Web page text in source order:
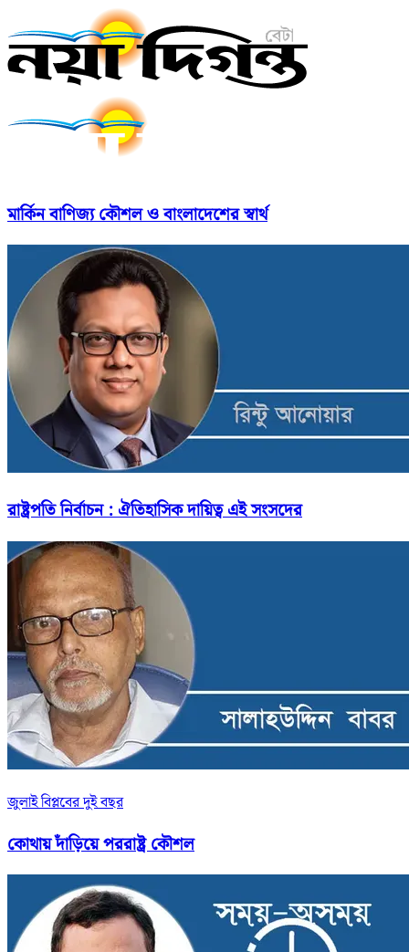
মার্কিন বাণিজ্য কৌশল ও বাংলাদেশের স্বার্থ
রাষ্ট্রপতি নির্বাচন : ঐতিহাসিক দায়িত্ব এই সংসদের
জুলাই বিপ্লবের দুই বছর
কোথায় দাঁড়িয়ে পররাষ্ট্র কৌশল